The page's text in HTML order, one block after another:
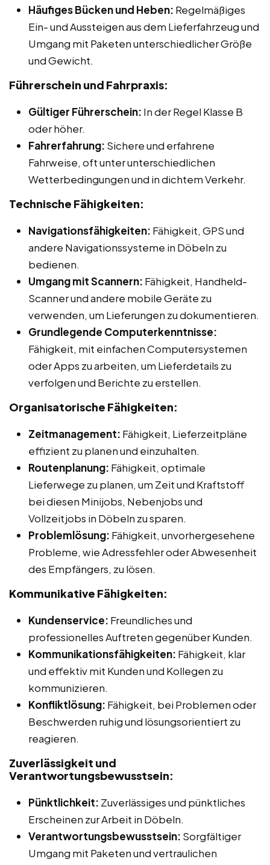
Häufiges Bücken und Heben: Regelmäßiges
Ein- und Aussteigen aus dem Lieferfahrzeug und
Umgang mit Paketen unterschiedlicher Größe
und Gewicht.
Führerschein und Fahrpraxis:
Gültiger Führerschein: In der Regel Klasse B
oder höher.
Fahrerfahrung: Sichere und erfahrene
Fahrweise, oft unter unterschiedlichen
Wetterbedingungen und in dichtem Verkehr.
Technische Fähigkeiten:
Navigationsfähigkeiten: Fähigkeit, GPS und
andere Navigationssysteme in Döbeln zu
bedienen.
Umgang mit Scannern: Fähigkeit, Handheld-
Scanner und andere mobile Geräte zu
verwenden, um Lieferungen zu dokumentieren.
Grundlegende Computerkenntnisse:
Fähigkeit, mit einfachen Computersystemen
oder Apps zu arbeiten, um Lieferdetails zu
verfolgen und Berichte zu erstellen.
Organisatorische Fähigkeiten:
Zeitmanagement: Fähigkeit, Lieferzeitpläne
effizient zu planen und einzuhalten.
Routenplanung: Fähigkeit, optimale
Lieferwege zu planen, um Zeit und Kraftstoff
bei diesen Minijobs, Nebenjobs und
Vollzeitjobs in Döbeln zu sparen.
Problemlösung: Fähigkeit, unvorhergesehene
Probleme, wie Adressfehler oder Abwesenheit
des Empfängers, zu lösen.
Kommunikative Fähigkeiten:
Kundenservice: Freundliches und
professionelles Auftreten gegenüber Kunden.
Kommunikationsfähigkeiten: Fähigkeit, klar
und effektiv mit Kunden und Kollegen zu
kommunizieren.
Konfliktlösung: Fähigkeit, bei Problemen oder
Beschwerden ruhig und lösungsorientiert zu
reagieren.
Zuverlässigkeit und
Verantwortungsbewusstsein:
Pünktlichkeit: Zuverlässiges und pünktliches
Erscheinen zur Arbeit in Döbeln.
Verantwortungsbewusstsein: Sorgfältiger
Umgang mit Paketen und vertraulichen